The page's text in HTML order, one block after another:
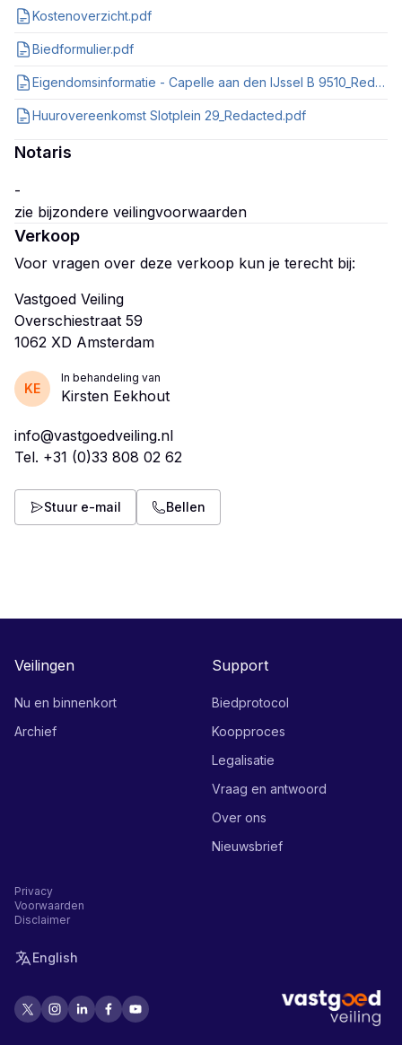
Kostenoverzicht.pdf
Biedformulier.pdf
Eigendomsinformatie - Capelle aan den IJssel B 9510_Redacted.pdf
Huurovereenkomst Slotplein 29_Redacted.pdf
Notaris
-
Verkoop
Voor vragen over deze verkoop kun je terecht bij:
Vastgoed Veiling
Overschiestraat 59
KE
In behandeling van
Kirsten Eekhout
info@vastgoedveiling.nl
Tel. +31 (0)33 808 02 62
Stuur e-mail Bellen
Veilingen
Nu en binnenkort
Archief
Support
Biedprotocol
Koopproces
Legalisatie
Vraag en antwoord
Over ons
Nieuwsbrief
Privacy
Voorwaarden
Disclaimer
English